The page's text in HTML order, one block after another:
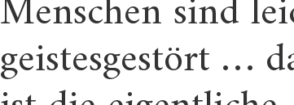
Menschen sind
geistesgestört …